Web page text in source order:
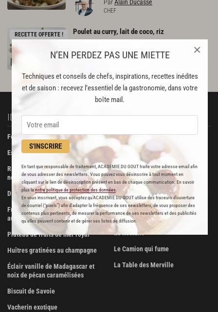
N’EN PERDEZ PAS UNE MIETTE
Techniques et conseils de chefs, inspirations, recettes inédites
et de saison : recevez l’essentiel de la gastronomie, dans votre
boîte mail.
S'INSCRIRE
En tant que responsable de traitement, ACADEMIE DU GOUT traite votre adresse email afin
de vous adresser des newsletters. Vous pouvez vous désinscrire à tout moment en
cliquant sur le lien de désinscription présent en bas de chaque communication. En savoir
plus lanotre politique de protection des données
En vous inscrivant, vous acceptez qu'ACADEMIE DU GOUT utilise des traceurs d’ouverture
de courriel (“pixels”) afin d’adapter la fréquence de ses newsletters, de vous proposer des
contenus plus pertinents, de mesurer la performance de ses newsletters et des publicités
qu’elles peuvent contenir et de gérer ses listes de diffusion.
×
ParAlain Ducasse
CHEF
RECETTE OFFERTE ! Pouletaucurry, laitdecoco, riz
IDÉES RECETTES
Foie gras de canard confit
Escalopes de foie gras poêlées
Ravioli de foie gras aux truffes
noires
Dinde farcie aux fruits secs
Fricassée de volaille de Bresse
aux morilles
Plateau de fruits de mer royal
Huîtres gratinées au champagne
Éclair vanille de Madagascar et
noix de pécan caramélisées
Biscuit de Savoie
Vacherin exotique
À DÉCOUVRIR
Beurre Bordier
La Pâtisserie des Rêves
Boucherie Metzger et André
Maison Viennet
Poissonnerie Vianey
Les Trois Dômes
Le Romano
Le Camion qui fume
La Table des Merville